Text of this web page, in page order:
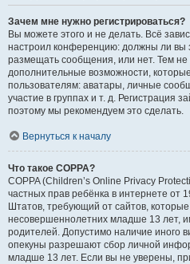
Зачем мне нужно регистрироваться?
Вы можете этого и не делать. Всё
настроил конференцию: должны ли вы
размещать сообщения, или нет. Тем
дополнительные возможности,
пользователям: аватары, личные
участие в группах и т. д. Регистрация
поэтому мы рекомендуем это сделать.
Вернуться к началу
Что такое COPPA?
COPPA (Children’s Online Privacy
частных прав ребёнка в интернете от
Штатов, требующий от сайтов,
несовершеннолетних младше 13 лет,
родителей. Допустимо наличие иного
опекуны разрешают сбор личной
младше 13 лет. Если вы не уверены,